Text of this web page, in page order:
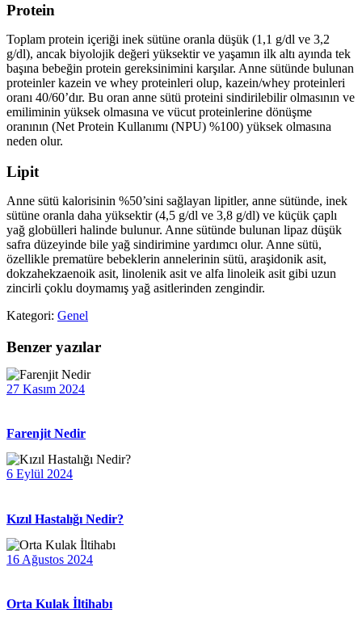
Protein
Toplam protein içeriği inek sütüne oranla düşük (1,1 g/dl ve 3,2
g/dl), ancak biyolojik değeri yüksektir ve yaşamın ilk altı ayında tek
başına bebeğin protein gereksinimini karşılar. Anne sütünde bulunan
proteinler kazein ve whey proteinleri olup, kazein/whey proteinleri
oranı 40/60’dır. Bu oran anne sütü proteini sindirilebilir olmasının ve
emiliminin yüksek olmasına ve vücut proteinlerine dönüşme
oranının (Net Protein Kullanımı (NPU) %100) yüksek olmasına
neden olur.
Lipit
Anne sütü kalorisinin %50’sini sağlayan lipitler, anne sütünde, inek
sütüne oranla daha yüksektir (4,5 g/dl ve 3,8 g/dl) ve küçük çaplı
yağ globülleri halinde bulunur. Anne sütünde bulunan lipaz düşük
safra düzeyinde bile yağ sindirimine yardımcı olur. Anne sütü,
özellikle prematüre bebeklerin annelerinin sütü, araşidonik asit,
dokzahekzaenoik asit, linolenik asit ve alfa linoleik asit gibi uzun
zincirli çoklu doymamış yağ asitlerinden zengindir.
Kategori: Genel
Benzer yazılar
27 Kasım 2024
Farenjit Nedir
6 Eylül 2024
Kızıl Hastalığı Nedir?
16 Ağustos 2024
Orta Kulak İltihabı